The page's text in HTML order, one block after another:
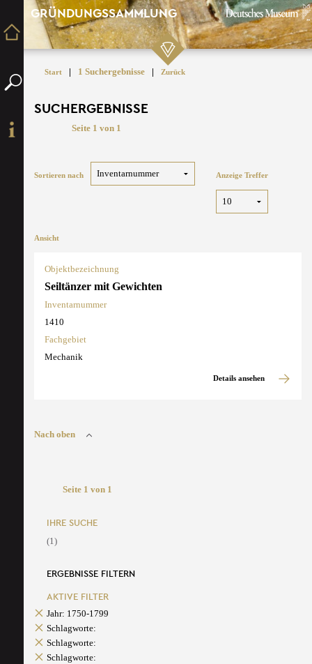
GRÜNDUNGSSAMMLUNG
Start | 1 Suchergebnisse | Zurück
SUCHERGEBNISSE
Seite 1 von 1
Sortieren nach Anzeige Treffer
Ansicht
Objektbezeichnung
Seiltänzer mit Gewichten
Inventarnummer
1410
Fachgebiet
Mechanik
Details ansehen
Nach oben
Seite 1 von 1
IHRE SUCHE
(1)
ERGEBNISSE FILTERN
AKTIVE FILTER
Jahr: 1750-1799
Schlagworte:
Schlagworte:
Schlagworte: